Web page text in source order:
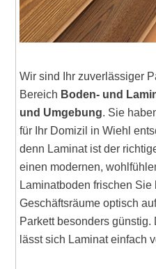
Wir sind Ihr zuverlässiger
Bereich Boden- und
und Umgebung. Sie
für Ihr Domizil in Wiehl
denn Laminat ist der
einen modernen,
Laminatboden frischen Sie
Geschäftsräume optisch
Parkett besonders
lässt sich Laminat einfach